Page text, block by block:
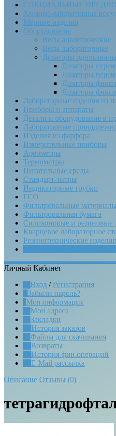
СПЕЦИАЛЬНЫЕ
Химико-лабораторная
Мерные изделия
Оборудование
Весы аналитические
Весы лабораторные
Дозаторы
Дозаторы
Дозаторы
Дозаторы
Дозаторы
Лабораторные изделия из
Приборы и аппараты
Детали и оборудование к
Лабораторные
Изделия из фарфора
Измерительные приборы
Ареометры
Термометры
Питательные среды
Стандарт-титры
Индикаторные трубки
ГСО
Фильтровальные материалы
Фильтровальная бумага
Силиконовые и резиновые
Кварцевое лабораторное
Резинотехнические изделия
Личный Кабинет
Вход / Регистрация
Забыли пароль?
Моя информация
Мои адреса
Закладки
История заказов
Файлы для скачивания
Возвраты
История фин.операций
E-Mail рассылка
Описание Отзывы (0)